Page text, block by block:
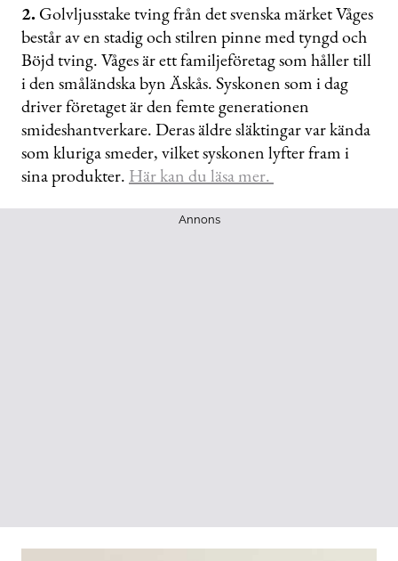
2. Golvljusstake tving från det svenska märket Våges
består av en stadig och stilren pinne med tyngd och
Böjd tving. Våges är ett familjeföretag som håller till
i den småländska byn Äskås. Syskonen som i dag
driver företaget är den femte generationen
smideshantverkare. Deras äldre släktingar var kända
som kluriga smeder, vilket syskonen lyfter fram i
sina produkter. Här kan du läsa mer.
Annons